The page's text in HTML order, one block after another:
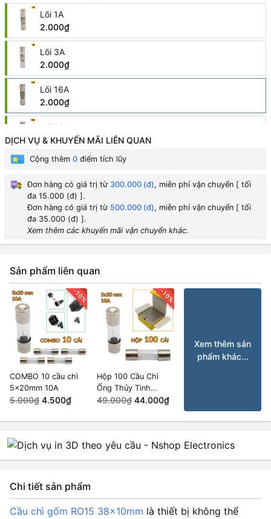
Lõi 1A
2.000₫
Lõi 3A
2.000₫
Lõi 16A
2.000₫
Lõi 20A
2.000₫
Lõi 2A
Lõi 6A
2.000₫
Lõi 32A
2.000₫
DỊCH VỤ & KHUYẾN MÃI LIÊN QUAN
Cộng thêm 0 điểm tích lũy
Đơn hàng có giá trị từ 300.000 (đ), miễn phí vận chuyển [ tối
đa 15.000 (đ) ].
Đơn hàng có giá trị từ 500.000 (đ), miễn phí vận chuyển [ tối
đa 35.000 (đ) ].
Xem thêm các khuyến mãi vận chuyển khác.
Sản phẩm liên quan
-10%
COMBO 10 cầu chì
5x20mm 10A
5.000₫ 4.500₫
-10%
Hộp 100 Cầu Chì
Ống Thủy Tinh
5x20mm 10A
49.000₫ 44.000₫
Xem thêm sản
phẩm khác...
Chi tiết sản phẩm
Cầu chì gốm RO15 38x10mm là thiết bị không thể